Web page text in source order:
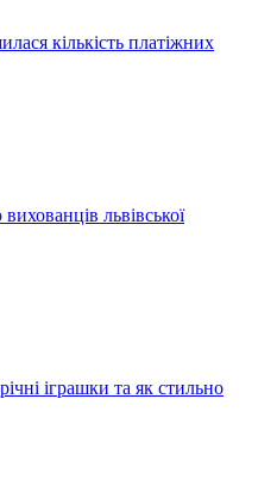
кількість платіжних
львівської
іграшки та як стильно